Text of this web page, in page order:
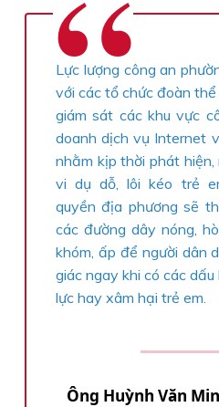
Lực lượng công an
với các tổ chức đoàn
giám sát các khu vực
doanh dịch vụ Internet
nhằm kịp thời phát
vi dụ dỗ, lôi kéo trẻ
quyền địa phương sẽ
các đường dây nóng,
khóm, ấp để người dân
giác ngay khi có các
lực hay xâm hại trẻ em.
Ông Huỳnh Văn